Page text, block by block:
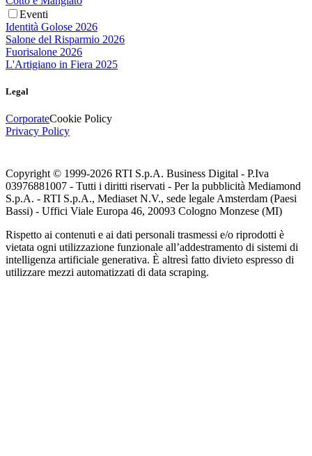
Eventi
Identità Golose 2026
Salone del Risparmio 2026
Fuorisalone 2026
L'Artigiano in Fiera 2025
Legal
CorporateCookie Policy
Privacy Policy
Copyright © 1999-2026 RTI S.p.A. Business Digital - P.Iva
03976881007 - Tutti i diritti riservati - Per la pubblicità Mediamond
S.p.A. - RTI S.p.A., Mediaset N.V., sede legale Amsterdam (Paesi
Bassi) - Uffici Viale Europa 46, 20093 Cologno Monzese (MI)
Rispetto ai contenuti e ai dati personali trasmessi e/o riprodotti è
vietata ogni utilizzazione funzionale all’addestramento di sistemi di
intelligenza artificiale generativa. È altresì fatto divieto espresso di
utilizzare mezzi automatizzati di data scraping.